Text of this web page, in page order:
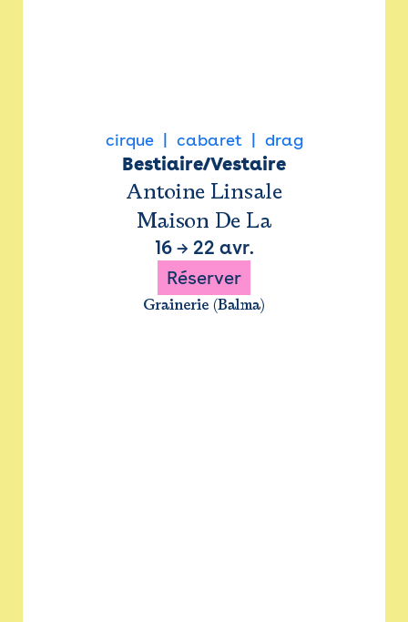
cirque cabaret drag
Bestiaire/Vestaire
Antoine Linsale
Maison De La
16→ 22 avr.
Réserver
Grainerie (Balma)